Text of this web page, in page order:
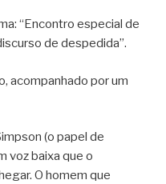
“Encontro especial de
de despedida”.
acompanhado por um
(o papel de
voz baixa que o
O homem que